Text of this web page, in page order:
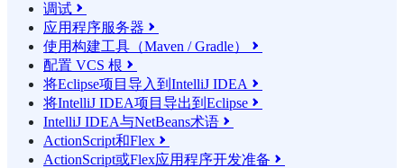
调试 
应用程序服务器 
使用构建工具（Maven / Gradle） 
配置 VCS 根 
将Eclipse项目导入到IntelliJ IDEA 
将IntelliJ IDEA项目导出到Eclipse 
IntelliJ IDEA与NetBeans术语 
ActionScript和Flex 
ActionScript或Flex应用程序开发准备 